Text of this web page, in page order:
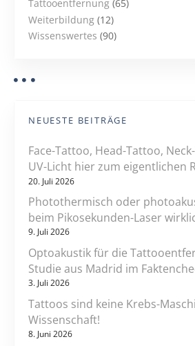
Tattooentfernung (65)
Weiterbildung (12)
Wissenswertes (90)
NEUESTE BEITRÄGE
Face-Tattoo, Head-Tattoo,
UV-Licht hier zum eigentlichen
20. Juli 2026
Photothermisch oder
beim Pikosekunden-Laser
9. Juli 2026
Optoakustik für die
Studie aus Madrid im
3. Juli 2026
Tattoos sind keine Krebs-
Wissenschaft!
8. Juni 2026